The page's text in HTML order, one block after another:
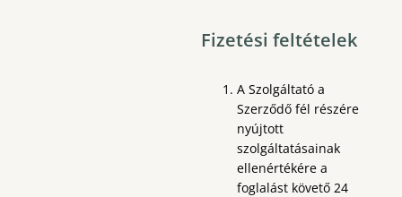
Fizetési feltételek
A Szolgáltató a
Szerződő fél részére
nyújtott
szolgáltatásainak
ellenértékére a
foglalást követő 24